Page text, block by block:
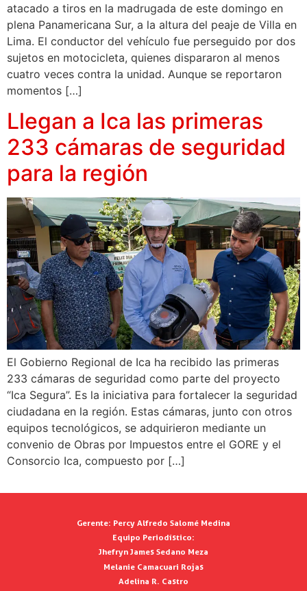
atacado a tiros en la madrugada de este domingo en
plena Panamericana Sur, a la altura del peaje de Villa en
Lima. El conductor del vehículo fue perseguido por dos
sujetos en motocicleta, quienes dispararon al menos
cuatro veces contra la unidad. Aunque se reportaron
momentos […]
Llegan a Ica las primeras
233 cámaras de seguridad
para la región
El Gobierno Regional de Ica ha recibido las primeras
233 cámaras de seguridad como parte del proyecto
“Ica Segura”. Es la iniciativa para fortalecer la seguridad
ciudadana en la región. Estas cámaras, junto con otros
equipos tecnológicos, se adquirieron mediante un
convenio de Obras por Impuestos entre el GORE y el
Consorcio Ica, compuesto por […]
Gerente: Percy Alfredo Salomé Medina
Equipo Periodístico:
Jhefryn James Sedano Meza
Melanie Camacuari Rojas
Adelina R. Castro